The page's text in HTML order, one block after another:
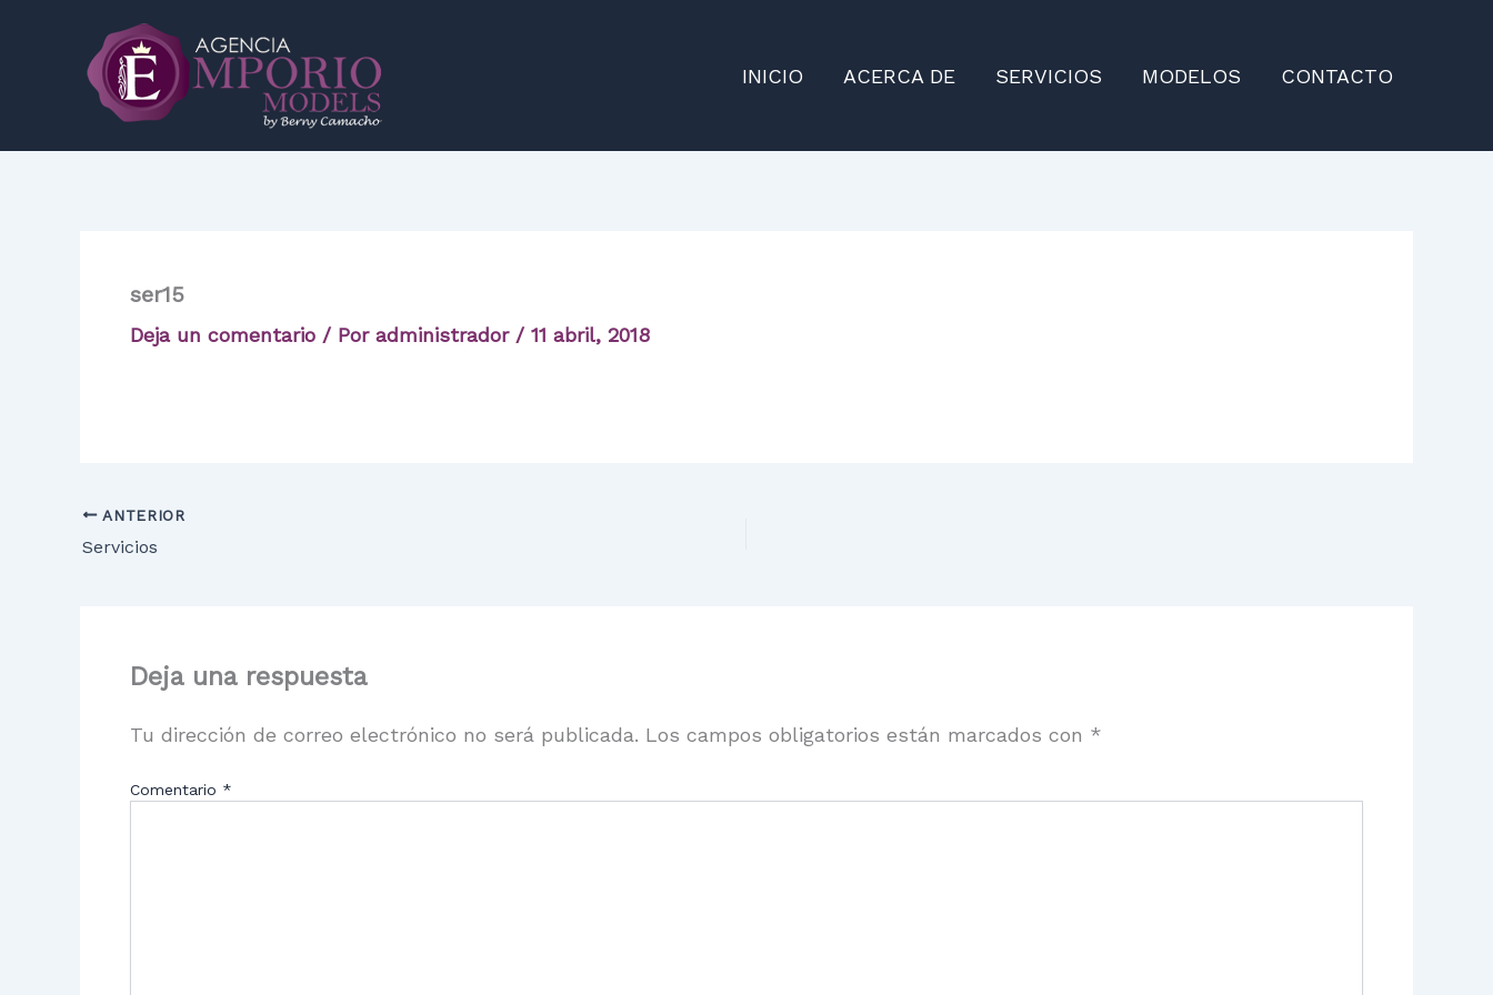
contenido
INICIO ACERCA DE SERVICIOS MODELOS CONTACTO
ser15
Deja un comentario / Por administrador / 11 abril, 2018
ANTERIOR
Servicios
Deja una respuesta
Tu dirección de correo electrónico no será publicada. Los campos obligatorios están marcados con *
Comentario *